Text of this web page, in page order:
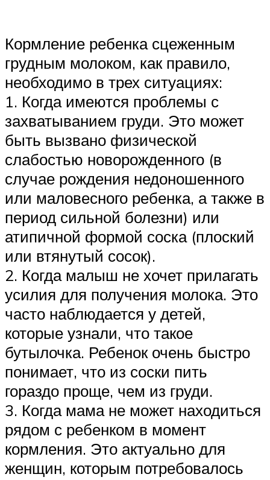
Кормление ребенка сцеженным
грудным молоком, как правило,
необходимо в трех ситуациях:
1. Когда имеются проблемы с
захватыванием груди. Это может
быть вызвано физической
слабостью новорожденного (в
случае рождения недоношенного
или маловесного ребенка, а также в
период сильной болезни) или
атипичной формой соска (плоский
или втянутый сосок).
2. Когда малыш не хочет прилагать
усилия для получения молока. Это
часто наблюдается у детей,
которые узнали, что такое
бутылочка. Ребенок очень быстро
понимает, что из соски пить
гораздо проще, чем из груди.
3. Когда мама не может находиться
рядом с ребенком в момент
кормления. Это актуально для
женщин, которым потребовалось